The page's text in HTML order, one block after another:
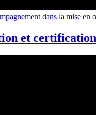
dans la mise en
et certification